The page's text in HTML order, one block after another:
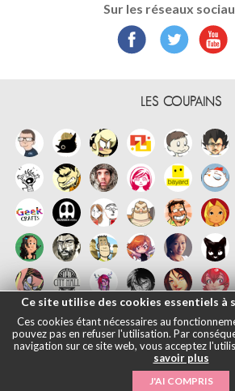
Sur les réseaux
LES COUPAINS
日本語|Mentions
2026
Ce site utilise des cookies essentiels à
Ces cookies étant nécessaires au
pouvez pas en refuser l'utilisation. Par
navigation sur ce site web, vous acceptez
savoir plus
J'AI COMPRIS